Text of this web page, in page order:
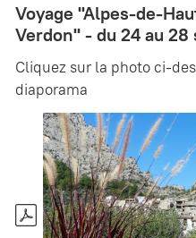
Voyage "Alpes-de-
Verdon" - du 24 au 28
Cliquez sur la photo ci-
diaporama